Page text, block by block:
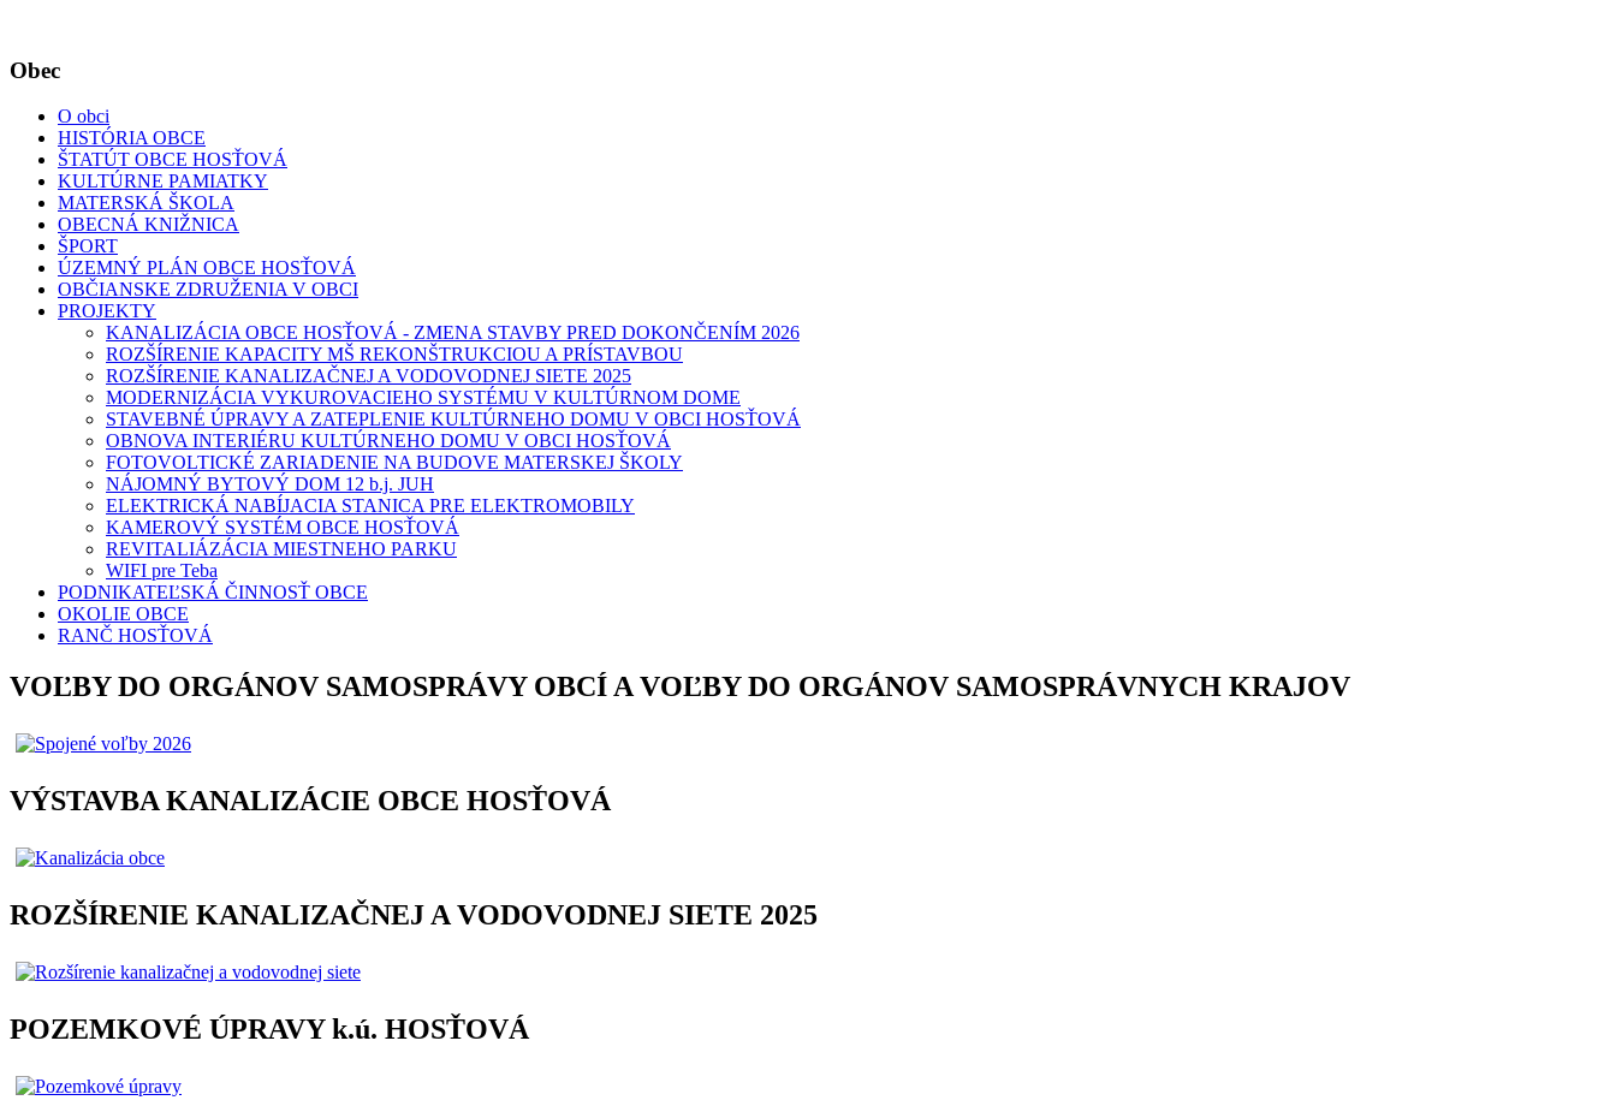
Obec
O obci
HISTÓRIA OBCE
ŠTATÚT OBCE HOSŤOVÁ
KULTÚRNE PAMIATKY
MATERSKÁ ŠKOLA
OBECNÁ KNIŽNICA
ŠPORT
ÚZEMNÝ PLÁN OBCE HOSŤOVÁ
OBČIANSKE ZDRUŽENIA V OBCI
PROJEKTY
KANALIZÁCIA OBCE HOSŤOVÁ - ZMENA STAVBY PRED DOKONČENÍM 2026
ROZŠÍRENIE KAPACITY MŠ REKONŠTRUKCIOU A PRÍSTAVBOU
ROZŠÍRENIE KANALIZAČNEJ A VODOVODNEJ SIETE 2025
MODERNIZÁCIA VYKUROVACIEHO SYSTÉMU V KULTÚRNOM DOME
STAVEBNÉ ÚPRAVY A ZATEPLENIE KULTÚRNEHO DOMU V OBCI HOSŤOVÁ
OBNOVA INTERIÉRU KULTÚRNEHO DOMU V OBCI HOSŤOVÁ
FOTOVOLTICKÉ ZARIADENIE NA BUDOVE MATERSKEJ ŠKOLY
NÁJOMNÝ BYTOVÝ DOM 12 b.j. JUH
ELEKTRICKÁ NABÍJACIA STANICA PRE ELEKTROMOBILY
KAMEROVÝ SYSTÉM OBCE HOSŤOVÁ
REVITALIÁZÁCIA MIESTNEHO PARKU
WIFI pre Teba
PODNIKATEĽSKÁ ČINNOSŤ OBCE
OKOLIE OBCE
RANČ HOSŤOVÁ
VOĽBY DO ORGÁNOV SAMOSPRÁVY OBCÍ A VOĽBY DO ORGÁNOV SAMOSPRÁVNYCH KRAJOV
VÝSTAVBA KANALIZÁCIE OBCE HOSŤOVÁ
ROZŠÍRENIE KANALIZAČNEJ A VODOVODNEJ SIETE 2025
POZEMKOVÉ ÚPRAVY k.ú. HOSŤOVÁ